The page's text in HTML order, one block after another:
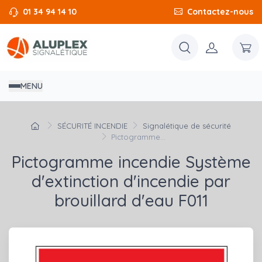
01 34 94 14 10 Contactez-nous
MENU
SÉCURITÉ INCENDIE
Signalétique de sécurité
Pictogramme...
Pictogramme incendie Système
d'extinction d'incendie par
brouillard d'eau F011